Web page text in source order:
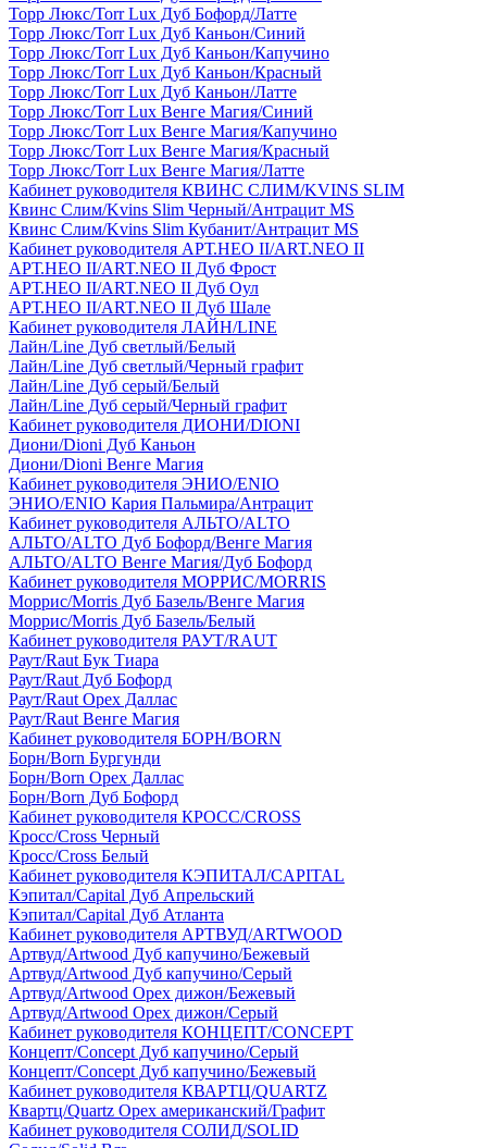
Торр Люкс/Torr Lux Дуб Бофорд/Латте
Торр Люкс/Torr Lux Дуб Каньон/Синий
Торр Люкс/Torr Lux Дуб Каньон/Капучино
Торр Люкс/Torr Lux Дуб Каньон/Красный
Торр Люкс/Torr Lux Дуб Каньон/Латте
Торр Люкс/Torr Lux Венге Магия/Синий
Торр Люкс/Torr Lux Венге Магия/Капучино
Торр Люкс/Torr Lux Венге Магия/Красный
Торр Люкс/Torr Lux Венге Магия/Латте
Кабинет руководителя КВИНС СЛИМ/KVINS SLIM
Квинс Слим/Kvins Slim Черный/Антрацит MS
Квинс Слим/Kvins Slim Кубанит/Антрацит MS
Кабинет руководителя АРТ.НЕО II/ART.NEO II
АРТ.НЕО II/ART.NEO II Дуб Фрост
АРТ.НЕО II/ART.NEO II Дуб Оул
АРТ.НЕО II/ART.NEO II Дуб Шале
Кабинет руководителя ЛАЙН/LINE
Лайн/Line Дуб светлый/Белый
Лайн/Line Дуб светлый/Черный графит
Лайн/Line Дуб серый/Белый
Лайн/Line Дуб серый/Черный графит
Кабинет руководителя ДИОНИ/DIONI
Диони/Dioni Дуб Каньон
Диони/Dioni Венге Магия
Кабинет руководителя ЭНИО/ENIO
ЭНИО/ENIO Кария Пальмира/Антрацит
Кабинет руководителя АЛЬТО/ALTO
АЛЬТО/ALTO Дуб Бофорд/Венге Магия
АЛЬТО/ALTO Венге Магия/Дуб Бофорд
Кабинет руководителя МОРРИС/MORRIS
Моррис/Morris Дуб Базель/Венге Магия
Моррис/Morris Дуб Базель/Белый
Кабинет руководителя РАУТ/RAUT
Раут/Raut Бук Тиара
Раут/Raut Дуб Бофорд
Раут/Raut Орех Даллас
Раут/Raut Венге Магия
Кабинет руководителя БОРН/BORN
Борн/Born Бургунди
Борн/Born Орех Даллас
Борн/Born Дуб Бофорд
Кабинет руководителя КРОСС/CROSS
Кросс/Cross Черный
Кросс/Cross Белый
Кабинет руководителя КЭПИТАЛ/CAPITAL
Кэпитал/Capital Дуб Апрельский
Кэпитал/Capital Дуб Атланта
Кабинет руководителя АРТВУД/ARTWOOD
Артвуд/Artwood Дуб капучино/Бежевый
Артвуд/Artwood Дуб капучино/Серый
Артвуд/Artwood Орех дижон/Бежевый
Артвуд/Artwood Орех дижон/Серый
Кабинет руководителя КОНЦЕПТ/CONCEPT
Концепт/Concept Дуб капучино/Серый
Концепт/Concept Дуб капучино/Бежевый
Кабинет руководителя КВАРТЦ/QUARTZ
Квартц/Quartz Орех американский/Графит
Кабинет руководителя СОЛИД/SOLID